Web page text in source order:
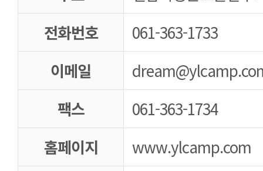
전화번호
061-363-1733
이메일
팩스
061-363-1734
홈페이지
www.ylcamp.com